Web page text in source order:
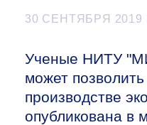
30 СЕНТЯБРЯ 2019
Ученые НИТУ
может
производстве
опубликована в